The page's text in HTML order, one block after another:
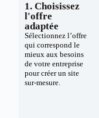
1. Choisissez
l'offre
adaptée
Sélectionnez l’offre
qui correspond le
mieux aux besoins
de votre entreprise
pour créer un site
sur-mesure.